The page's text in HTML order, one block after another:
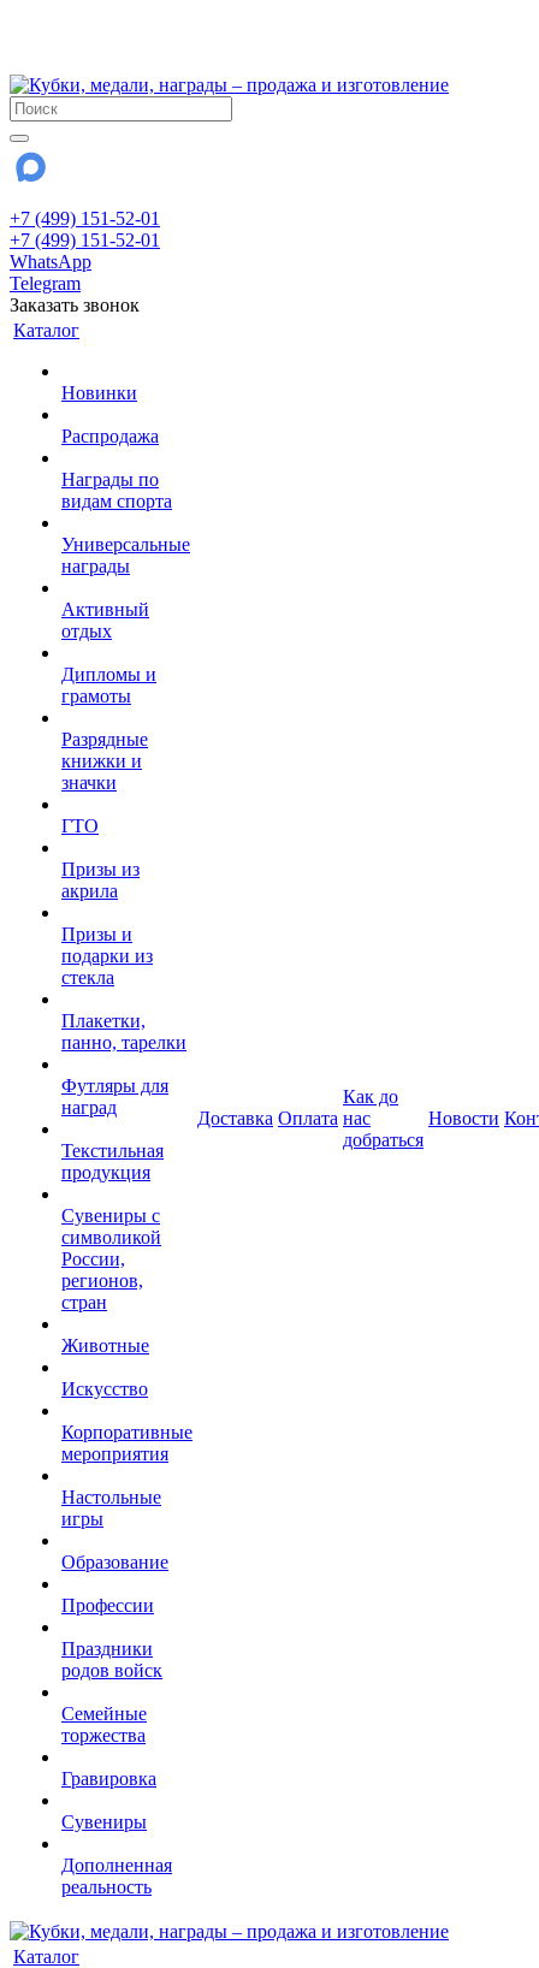
+7 (499) 151-52-01
+7 (499) 151-52-01
WhatsApp
Telegram
Заказать звонок
Каталог
Новинки
Распродажа
Награды по
видам спорта
Универсальные
награды
Активный
отдых
Дипломы и
грамоты
Разрядные
книжки и
значки
ГТО
Призы из
акрила
Призы и
подарки из
стекла
Плакетки,
панно, тарелки
Футляры для
наград
Текстильная
продукция
Сувениры с
символикой
России,
регионов,
стран
Животные
Искусство
Корпоративные
мероприятия
Настольные
игры
Образование
Профессии
Праздники
родов войск
Семейные
торжества
Гравировка
Сувениры
Дополненная
реальность
Доставка Оплата
Как до
нас
добраться
Новости
Каталог